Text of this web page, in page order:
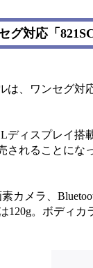
グ対応「
、ワンセグ対
ディスプレイ搭
されることにな
カメラ、
120g。ボディ